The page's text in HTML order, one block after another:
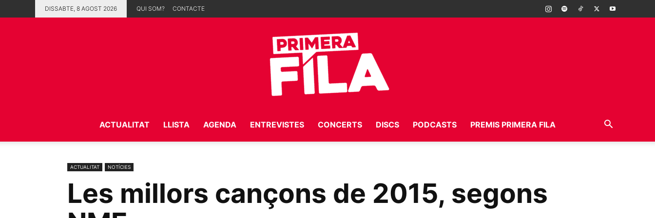
DISSABTE, 8 AGOST 2026 QUI SOM? CONTACTE
Fila
ACTUALITAT LLISTA AGENDA ENTREVISTES CONCERTS DISCS PODCASTS PREMIS PRIMERA FILA
ACTUALITAT NOTÍCIES
Les millors cançons de 2015, segons